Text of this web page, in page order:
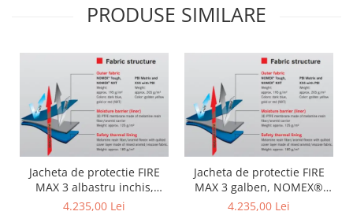
PRODUSE SIMILARE
Jacheta de protectie FIRE
MAX 3 albastru inchis,
NOMEX® TOUGHT
4.235,00 Lei
Jacheta de protectie FIRE
MAX 3 galben, NOMEX®
Tought
4.235,00 Lei